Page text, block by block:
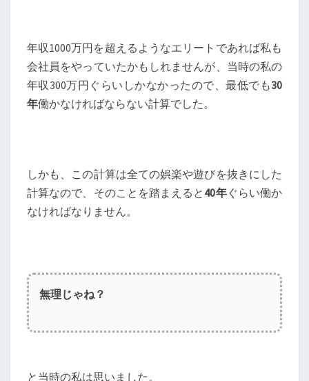
年収1000万円を超えるようなエリートであれば私も
会社員をやっていたかもしれませんが、当時の私の
年収300万円ぐらいしかなかったので、最低でも30
年働かなければならない計算でした。
しかも、この計算は全ての娯楽や遊びを抜きにした
計算なので、そのことを踏まえると 40年ぐらい働か
なければなりません。
無理じゃね？
と当時の私は思いました。